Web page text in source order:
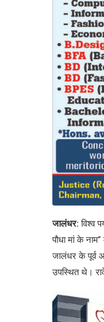
जालंधर:विश्व
पौधा मां के
जालंधर के पूर्व
उपस्थित थे।